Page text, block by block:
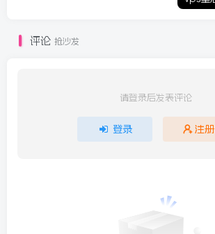
评论 抢沙发
请登录后发表评论
登录 注册